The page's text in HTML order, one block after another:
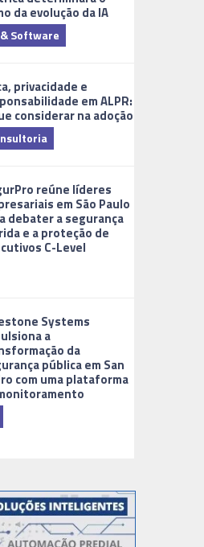
da evolução da IA
Software
privacidade e
em ALPR:
considerar na adoção
reúne líderes
em São Paulo
debater a segurança
e a proteção de
C-Level
Systems
a
da
pública em San
com uma plataforma